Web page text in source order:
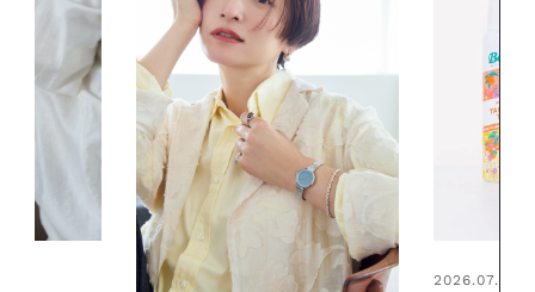
2026.07.24 2026.06.01